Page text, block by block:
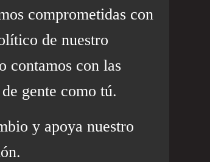
comprometidas con
de nuestro
contamos con las
gente como tú.
y apoya nuestro